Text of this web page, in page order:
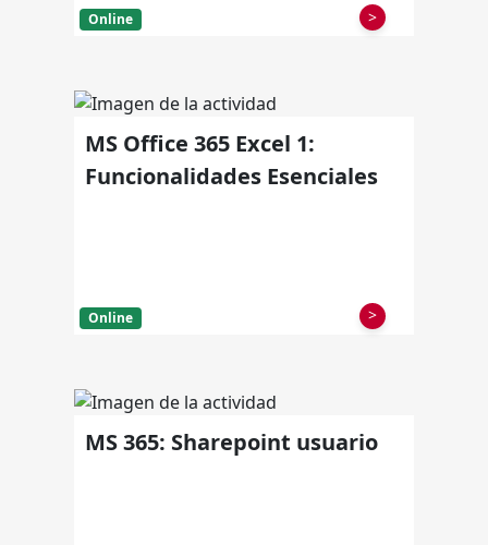
Online >
MS Office 365 Excel 1:
Funcionalidades Esenciales
Online >
MS 365: Sharepoint usuario